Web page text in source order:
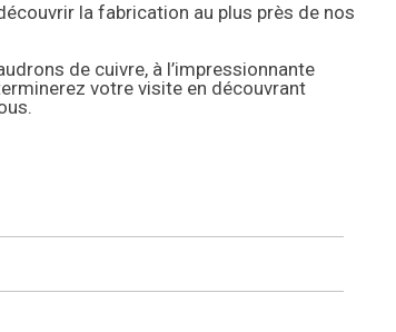
la fabrication au plus près de nos
de cuivre, à l’impressionnante
votre visite en découvrant